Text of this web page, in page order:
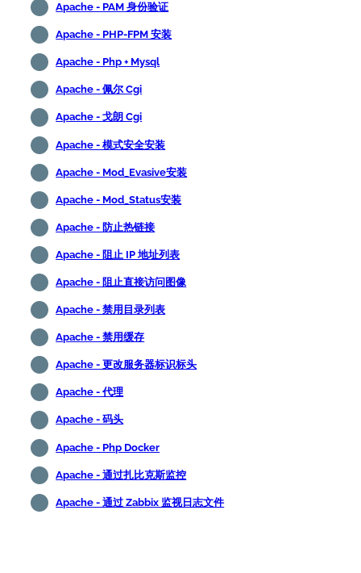
Apache - PAM 身份验证
Apache - PHP-FPM 安装
Apache - Php + Mysql
Apache - 佩尔 Cgi
Apache - 戈朗 Cgi
Apache - 模式安全安装
Apache - Mod_Evasive安装
Apache - Mod_Status安装
Apache - 防止热链接
Apache - 阻止 IP 地址列表
Apache - 阻止直接访问图像
Apache - 禁用目录列表
Apache - 禁用缓存
Apache - 更改服务器标识标头
Apache - 代理
Apache - 码头
Apache - Php Docker
Apache - 通过扎比克斯监控
Apache - 通过 Zabbix 监视日志文件